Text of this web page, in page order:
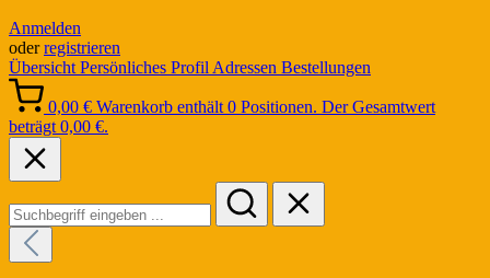
Anmelden
oderregistrieren
Übersicht Persönliches Profil Adressen Bestellungen
0,00 € Warenkorb enthält 0 Positionen. Der Gesamtwert
beträgt 0,00 €.